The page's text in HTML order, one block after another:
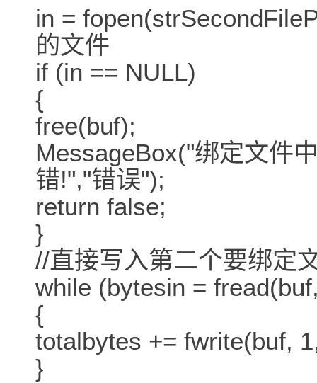
in =
的文件
if (in == NULL)
{
free(buf);
MessageBox("绑定文件
错!","错误");
return false;
}
//直接写入第二个要绑定
while (bytesin =
{
totalbytes += fwrite(buf,
}